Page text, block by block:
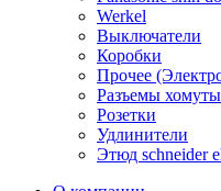
Werkel
Выключатели
Коробки
Прочее
Разъемы хомуты
Розетки
Удлинители
Этюд schneider